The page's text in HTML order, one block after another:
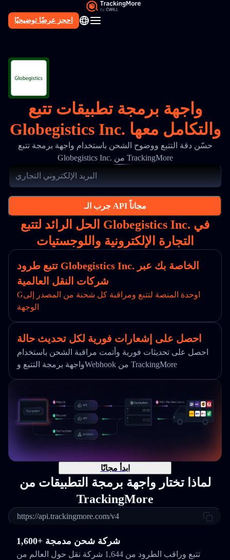
احجز عرضًا توضيحيًا
AR
واجهة برمجة تطبيقات تتبع
Globegistics Inc. والتكامل معها
حسّن دقة التتبع ووضوح الشحن باستخدام واجهة برمجة تتبع
Globegistics Inc. من TrackingMore
جرب الـ API مجاناً
الحل الرائد لتتبع Globegistics Inc. في
التجارة الإلكترونية واللوجستيات
تتبع طرود Globegistics Inc. الخاصة بك عبر
شركات النقل العالمية
Gاوحدة المنصة لتتبع ومراقبة كل شحنة من المصدر إلى
الوجهة
احصل على إشعارات فورية لكل تحديث حالة
احصل على تحديثات فورية وأتمت مراقبة الشحن باستخدام
واجهة برمجة التتبع وWebhook من TrackingMore
ابدأ مجانًا
لماذا تختار واجهة برمجة التطبيقات من
TrackingMore
https://api.trackingmore.com/v4
1,600+ شركة شحن مدمجة
تتبع وراقب الطرود من 1,644 شركة نقل حول العالم من